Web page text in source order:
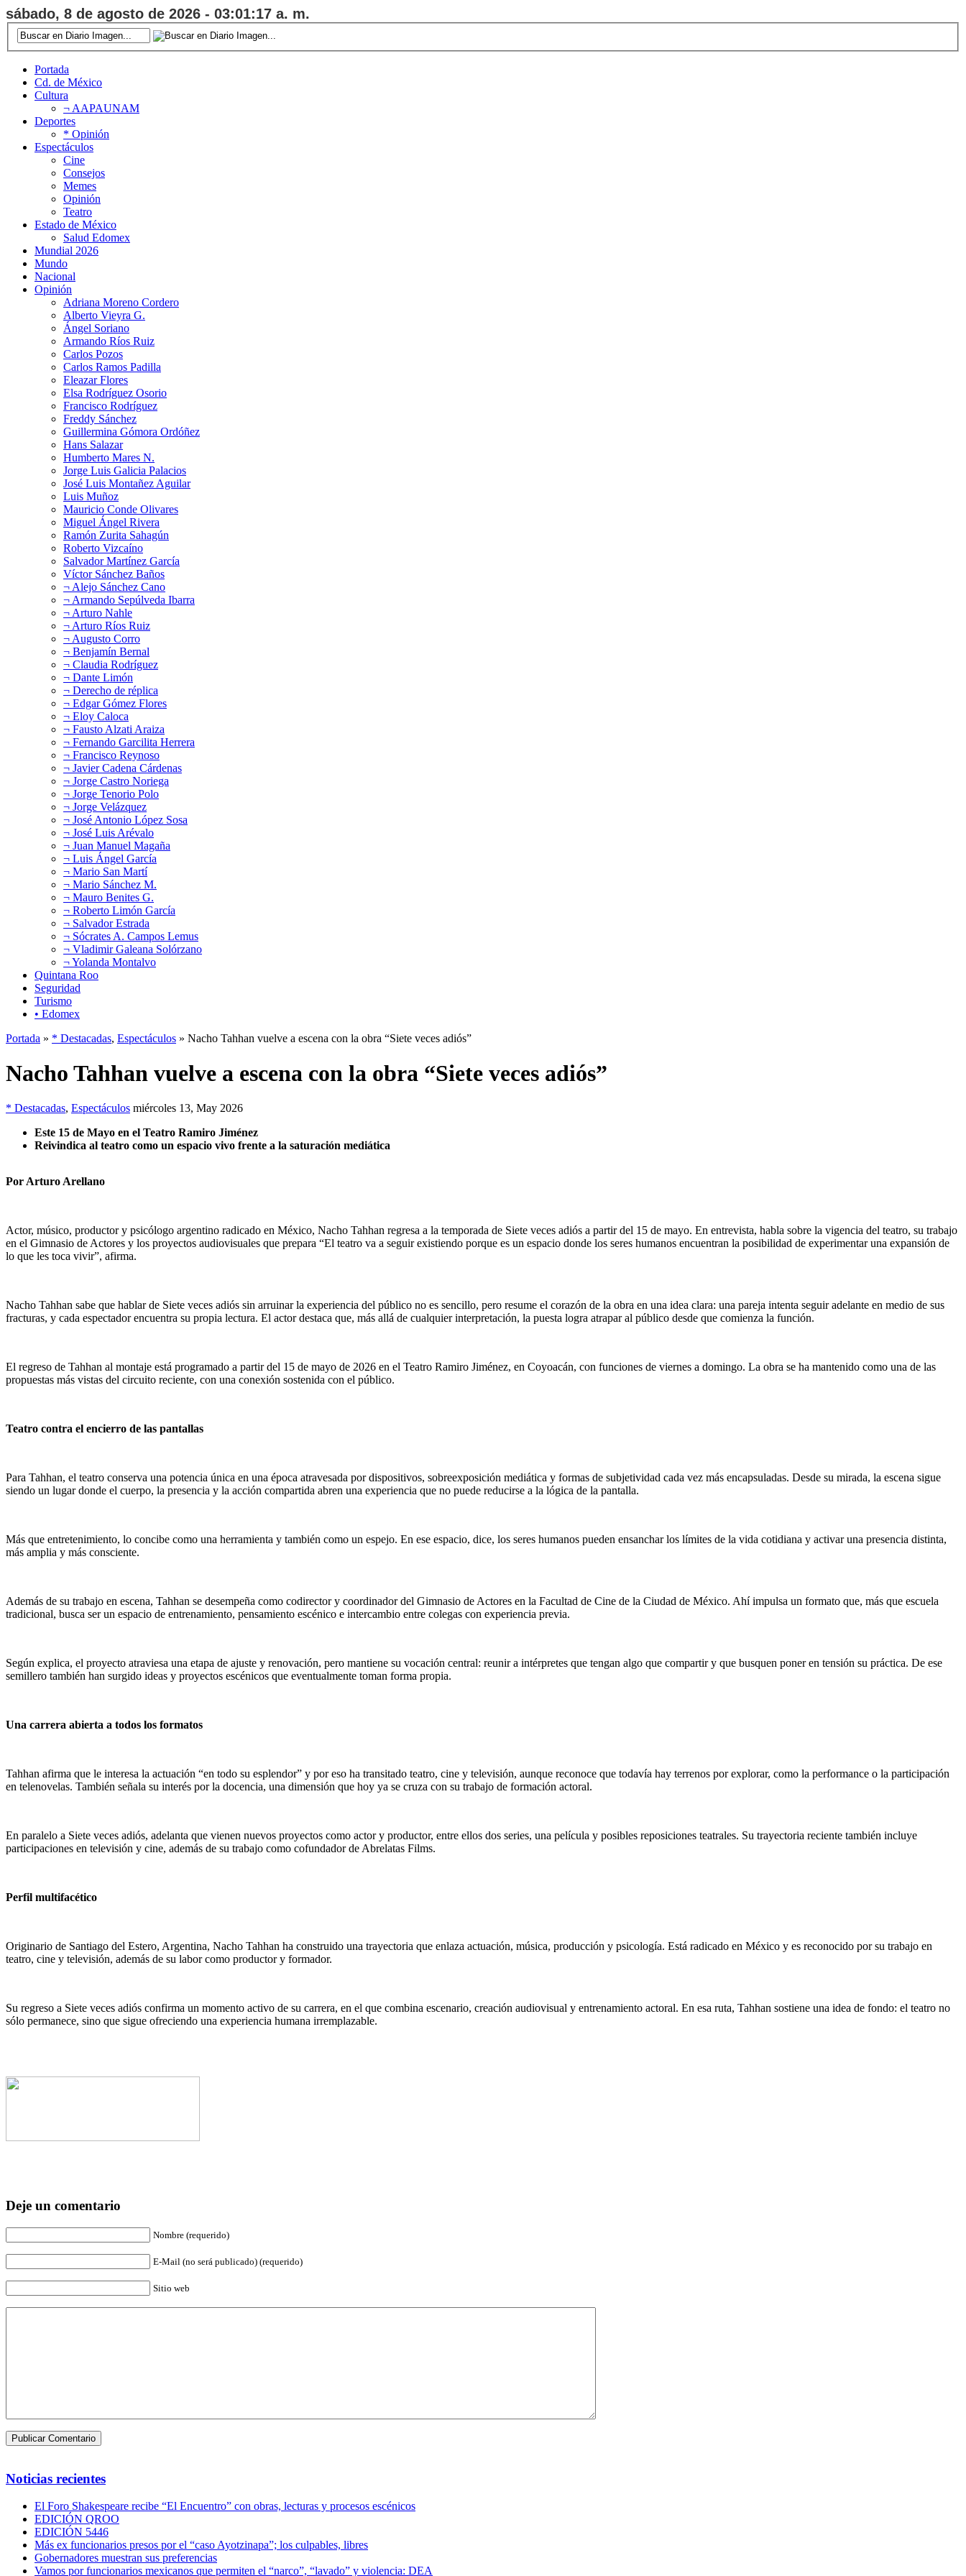
sábado, 8 de agosto de 2026 - 03:01:18 a. m.
Portada
Cd. de México
Cultura
¬ AAPAUNAM
Deportes
* Opinión
Espectáculos
Cine
Consejos
Memes
Opinión
Teatro
Estado de México
Salud Edomex
Mundial 2026
Mundo
Nacional
Opinión
Adriana Moreno Cordero
Alberto Vieyra G.
Ángel Soriano
Armando Ríos Ruiz
Carlos Pozos
Carlos Ramos Padilla
Eleazar Flores
Elsa Rodríguez Osorio
Francisco Rodríguez
Freddy Sánchez
Guillermina Gómora Ordóñez
Hans Salazar
Humberto Mares N.
Jorge Luis Galicia Palacios
José Luis Montañez Aguilar
Luis Muñoz
Mauricio Conde Olivares
Miguel Ángel Rivera
Ramón Zurita Sahagún
Roberto Vizcaíno
Salvador Martínez García
Víctor Sánchez Baños
¬ Alejo Sánchez Cano
¬ Armando Sepúlveda Ibarra
¬ Arturo Nahle
¬ Arturo Ríos Ruiz
¬ Augusto Corro
¬ Benjamín Bernal
¬ Claudia Rodríguez
¬ Dante Limón
¬ Derecho de réplica
¬ Edgar Gómez Flores
¬ Eloy Caloca
¬ Fausto Alzati Araiza
¬ Fernando Garcilita Herrera
¬ Francisco Reynoso
¬ Javier Cadena Cárdenas
¬ Jorge Castro Noriega
¬ Jorge Tenorio Polo
¬ Jorge Velázquez
¬ José Antonio López Sosa
¬ José Luis Arévalo
¬ Juan Manuel Magaña
¬ Luis Ángel García
¬ Mario San Martí
¬ Mario Sánchez M.
¬ Mauro Benites G.
¬ Roberto Limón García
¬ Salvador Estrada
¬ Sócrates A. Campos Lemus
¬ Vladimir Galeana Solórzano
¬ Yolanda Montalvo
Quintana Roo
Seguridad
Turismo
• Edomex
Portada » * Destacadas, Espectáculos » Nacho Tahhan vuelve a escena con la obra “Siete veces adiós”
Nacho Tahhan vuelve a escena con la obra “Siete veces adiós”
* Destacadas, Espectáculos miércoles 13, May 2026
Este 15 de Mayo en el Teatro Ramiro Jiménez
Reivindica al teatro como un espacio vivo frente a la saturación mediática
Por Arturo Arellano
Actor, músico, productor y psicólogo argentino radicado en México, Nacho Tahhan regresa a la temporada de Siete veces adiós a partir del 15 de mayo. En entrevista, habla sobre la vigencia del teatro, su trabajo
en el Gimnasio de Actores y los proyectos audiovisuales que prepara “El teatro va a seguir existiendo porque es un espacio donde los seres humanos encuentran la posibilidad de experimentar una expansión de
lo que les toca vivir”, afirma.
Nacho Tahhan sabe que hablar de Siete veces adiós sin arruinar la experiencia del público no es sencillo, pero resume el corazón de la obra en una idea clara: una pareja intenta seguir adelante en medio de sus
fracturas, y cada espectador encuentra su propia lectura. El actor destaca que, más allá de cualquier interpretación, la puesta logra atrapar al público desde que comienza la función.
El regreso de Tahhan al montaje está programado a partir del 15 de mayo de 2026 en el Teatro Ramiro Jiménez, en Coyoacán, con funciones de viernes a domingo. La obra se ha mantenido como una de las
propuestas más vistas del circuito reciente, con una conexión sostenida con el público.
Teatro contra el encierro de las pantallas
Para Tahhan, el teatro conserva una potencia única en una época atravesada por dispositivos, sobreexposición mediática y formas de subjetividad cada vez más encapsuladas. Desde su mirada, la escena sigue
siendo un lugar donde el cuerpo, la presencia y la acción compartida abren una experiencia que no puede reducirse a la lógica de la pantalla.
Más que entretenimiento, lo concibe como una herramienta y también como un espejo. En ese espacio, dice, los seres humanos pueden ensanchar los límites de la vida cotidiana y activar una presencia distinta,
más amplia y más consciente.
Además de su trabajo en escena, Tahhan se desempeña como codirector y coordinador del Gimnasio de Actores en la Facultad de Cine de la Ciudad de México. Ahí impulsa un formato que, más que escuela
tradicional, busca ser un espacio de entrenamiento, pensamiento escénico e intercambio entre colegas con experiencia previa.
Según explica, el proyecto atraviesa una etapa de ajuste y renovación, pero mantiene su vocación central: reunir a intérpretes que tengan algo que compartir y que busquen poner en tensión su práctica. De ese
semillero también han surgido ideas y proyectos escénicos que eventualmente toman forma propia.
Una carrera abierta a todos los formatos
Tahhan afirma que le interesa la actuación “en todo su esplendor” y por eso ha transitado teatro, cine y televisión, aunque reconoce que todavía hay terrenos por explorar, como la performance o la participación
en telenovelas. También señala su interés por la docencia, una dimensión que hoy ya se cruza con su trabajo de formación actoral.
En paralelo a Siete veces adiós, adelanta que vienen nuevos proyectos como actor y productor, entre ellos dos series, una película y posibles reposiciones teatrales. Su trayectoria reciente también incluye
participaciones en televisión y cine, además de su trabajo como cofundador de Abrelatas Films.
Perfil multifacético
Originario de Santiago del Estero, Argentina, Nacho Tahhan ha construido una trayectoria que enlaza actuación, música, producción y psicología. Está radicado en México y es reconocido por su trabajo en
teatro, cine y televisión, además de su labor como productor y formador.
Su regreso a Siete veces adiós confirma un momento activo de su carrera, en el que combina escenario, creación audiovisual y entrenamiento actoral. En esa ruta, Tahhan sostiene una idea de fondo: el teatro no
sólo permanece, sino que sigue ofreciendo una experiencia humana irremplazable.
Deje un comentario
Nombre (requerido)
E-Mail (no será publicado) (requerido)
Sitio web
Noticias recientes
El Foro Shakespeare recibe “El Encuentro” con obras, lecturas y procesos escénicos
EDICIÓN QROO
EDICIÓN 5446
Más ex funcionarios presos por el “caso Ayotzinapa”; los culpables, libres
Gobernadores muestran sus preferencias
Vamos por funcionarios mexicanos que permiten el “narco”, “lavado” y violencia: DEA